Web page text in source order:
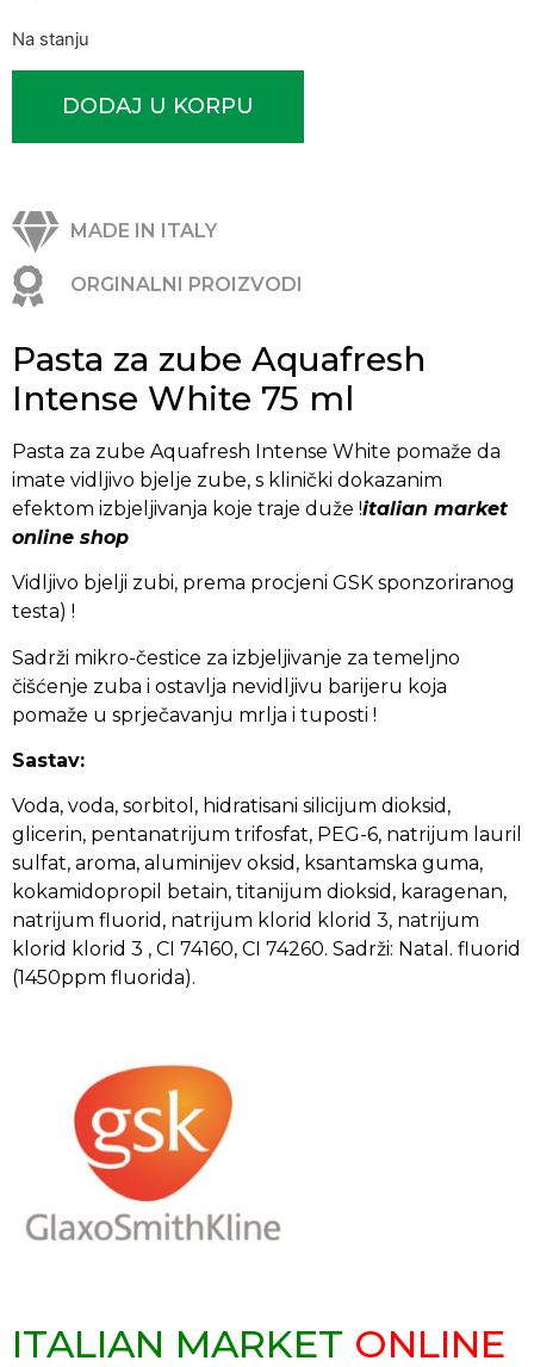
Na stanju
DODAJ U KORPU
MADE IN ITALY
ORGINALNI PROIZVODI
Pasta za zube Aquafresh
Intense White 75 ml
Pasta za zube Aquafresh Intense White pomaže da
imate vidljivo bjelje zube, s klinički dokazanim
efektom izbjeljivanja koje traje duže !italian market
online shop
Vidljivo bjelji zubi, prema procjeni GSK sponzoriranog
testa) !
Sadrži mikro-čestice za izbjeljivanje za temeljno
čišćenje zuba i ostavlja nevidljivu barijeru koja
pomaže u sprječavanju mrlja i tuposti !
Sastav:
Voda, voda, sorbitol, hidratisani silicijum dioksid,
glicerin, pentanatrijum trifosfat, PEG-6, natrijum lauril
sulfat, aroma, aluminijev oksid, ksantamska guma,
kokamidopropil betain, titanijum dioksid, karagenan,
natrijum fluorid, natrijum klorid klorid 3, natrijum
klorid klorid 3 , CI 74160, CI 74260. Sadrži: Natal. fluorid
(1450ppm fluorida).
ITALIAN MARKET ONLINE